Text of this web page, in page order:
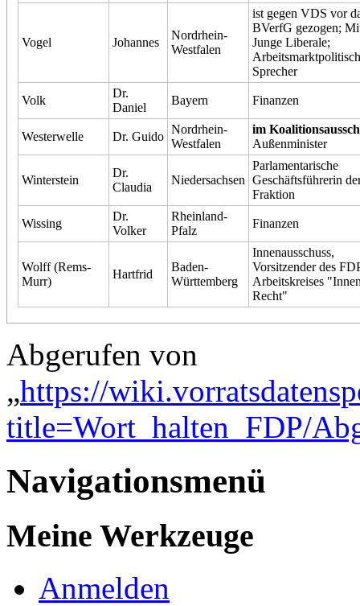
Vogel Johannes
Nordrhein-
Westfalen
ist gegen VDS vor
BVerfG gezogen;
Junge Liberale;
Sprecher
Volk
Dr.
Daniel
Bayern Finanzen
Westerwelle Dr. Guido
Nordrhein-
Westfalen
im
Außenminister
Winterstein
Dr.
Claudia
Niedersachsen
Parlamentarische
Geschäftsführerin
Fraktion
Wissing
Dr.
Volker
Rheinland-
Pfalz
Finanzen
Wolff (Rems-
Murr)
Hartfrid
Baden-
Württemberg
Innenausschuss,
Vorsitzender des
Arbeitskreises
Recht"
Abgerufen von
„https://
title=Wort_halten_FDP/
Navigationsmenü
Meine Werkzeuge
Anmelden